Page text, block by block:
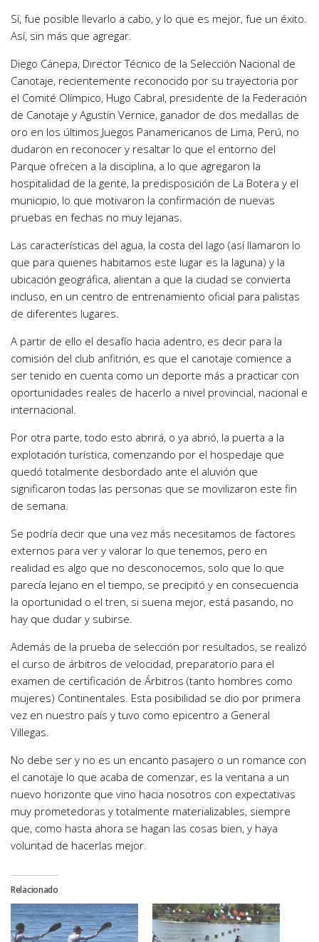
Sí, fue posible llevarlo a cabo, y lo que es mejor, fue un éxito.
Así, sin más que agregar.
Diego Cánepa, Director Técnico de la Selección Nacional de
Canotaje, recientemente reconocido por su trayectoria por
el Comité Olímpico, Hugo Cabral, presidente de la Federación
de Canotaje y Agustín Vernice, ganador de dos medallas de
oro en los últimos Juegos Panamericanos de Lima, Perú, no
dudaron en reconocer y resaltar lo que el entorno del
Parque ofrecen a la disciplina, a lo que agregaron la
hospitalidad de la gente, la predisposición de La Botera y el
municipio, lo que motivaron la confirmación de nuevas
pruebas en fechas no muy lejanas.
Las características del agua, la costa del lago (así llamaron lo
que para quienes habitamos este lugar es la laguna) y la
ubicación geográfica, alientan a que la ciudad se convierta
incluso, en un centro de entrenamiento oficial para palistas
de diferentes lugares.
A partir de ello el desafío hacia adentro, es decir para la
comisión del club anfitrión, es que el canotaje comience a
ser tenido en cuenta como un deporte más a practicar con
oportunidades reales de hacerlo a nivel provincial, nacional e
internacional.
Por otra parte, todo esto abrirá, o ya abrió, la puerta a la
explotación turística, comenzando por el hospedaje que
quedó totalmente desbordado ante el aluvión que
significaron todas las personas que se movilizaron este fin
de semana.
Se podría decir que una vez más necesitamos de factores
externos para ver y valorar lo que tenemos, pero en
realidad es algo que no desconocemos, solo que lo que
parecía lejano en el tiempo, se precipitó y en consecuencia
la oportunidad o el tren, si suena mejor, está pasando, no
hay que dudar y subirse.
Además de la prueba de selección por resultados, se realizó
el curso de árbitros de velocidad, preparatorio para el
examen de certificación de Árbitros (tanto hombres como
mujeres) Continentales. Esta posibilidad se dio por primera
vez en nuestro país y tuvo como epicentro a General
Villegas.
No debe ser y no es un encanto pasajero o un romance con
el canotaje lo que acaba de comenzar, es la ventana a un
nuevo horizonte que vino hacia nosotros con expectativas
muy prometedoras y totalmente materializables, siempre
que, como hasta ahora se hagan las cosas bien, y haya
voluntad de hacerlas mejor.
Relacionado